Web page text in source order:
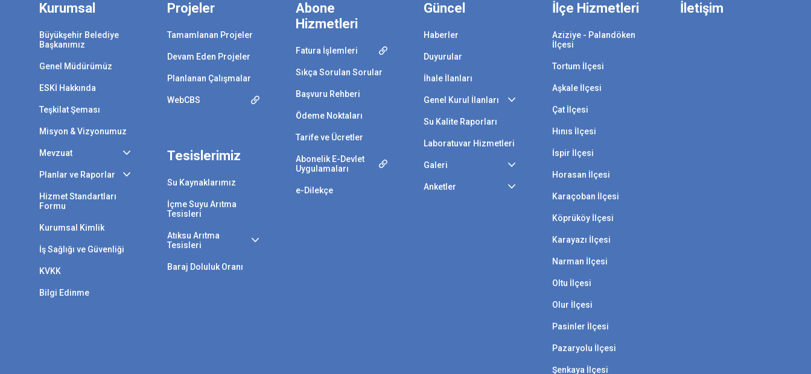
Kurumsal
Büyükşehir Belediye
Başkanımız
Genel Müdürümüz
ESKİ Hakkında
Teşkilat Şeması
Misyon & Vizyonumuz
Mevzuat
Planlar ve Raporlar
Hizmet Standartları
Formu
Kurumsal Kimlik
İş Sağlığı ve Güvenliği
KVKK
Bilgi Edinme
Projeler
Tamamlanan Projeler
Devam Eden Projeler
Planlanan Çalışmalar
WebCBS
Tesislerimiz
Su Kaynaklarımız
İçme Suyu Arıtma
Tesisleri
Atıksu Arıtma
Tesisleri
Baraj Doluluk Oranı
Abone
Hizmetleri
Fatura İşlemleri
Sıkça Sorulan Sorular
Başvuru Rehberi
Ödeme Noktaları
Tarife ve Ücretler
Abonelik E-Devlet
Uygulamaları
e-Dilekçe
Güncel
Haberler
Duyurular
İhale İlanları
Genel Kurul İlanları
Su Kalite Raporları
Laboratuvar Hizmetleri
Galeri
Anketler
İlçe Hizmetleri
Aziziye - Palandöken
İlçesi
Tortum İlçesi
Aşkale İlçesi
Çat İlçesi
Hınıs İlçesi
İspir İlçesi
Horasan İlçesi
Karaçoban İlçesi
Köprüköy İlçesi
Karayazı İlçesi
Narman İlçesi
Oltu İlçesi
Olur İlçesi
Pasinler İlçesi
Pazaryolu İlçesi
Şenkaya İlçesi
İletişim